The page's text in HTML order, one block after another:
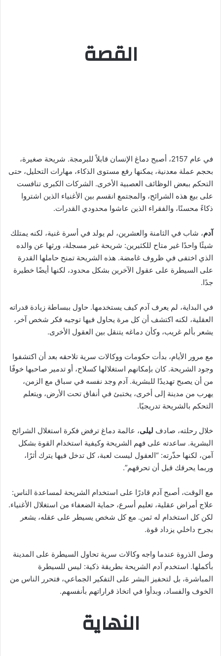
القصة
في عام 2157، أصبح دماغ الإنسان قابلاً للبرمجة. شريحة صغيرة،
بحجم عملة معدنية، يمكنها رفع مستوى الذكاء، مهارات التحليل، حتى
التحكم ببعض الوظائف العصبية الأخرى. الشركات الكبرى تنافست
على بيع هذه الشرائح، والمجتمع انقسم بين الأغنياء الذين اشتروا
ذكاءً محسنًا، والفقراء الذين عاشوا محدودي القدرات.
آدم، شاب في الثامنة والعشرين، لم يولد في أسرة غنية، لكنه يمتلك
شيئًا واحدًا غير متاح للكثيرين: شريحة غير مسجلة، ورثها عن والده
الذي اختفى في ظروف غامضة. هذه الشريحة تمنح حاملها القدرة
على السيطرة على عقول الآخرين بشكل محدود، لكنها أيضًا خطيرة
جدًا.
في البداية، لم يعرف آدم كيف يستخدمها. حاول ببساطة زيادة قدراته
العقلية، لكنه اكتشف أن كل مرة يحاول فيها توجيه فكر شخص آخر،
يشعر بألم غريب، وكأن دماغه يتنقل بين العقول الأخرى.
مع مرور الأيام، بدأت حكومات ووكالات سرية تلاحقه بعد أن اكتشفوا
وجود الشريحة. كان بإمكانهم استغلالها كسلاح، أو تدمير صاحبها خوفًا
من أن يصبح تهديدًا للبشرية. آدم وجد نفسه في سباق مع الزمن،
يهرب من مدينة إلى أخرى، يختبئ في أنفاق تحت الأرض، ويتعلم
التحكم بالشريحة تدريجيًا.
خلال رحلته، صادف ليلى، عالمة دماغ ترفض فكرة استغلال الشرائح
البشرية. ساعدته على فهم الشريحة وكيفية استخدام القوة بشكل
آمن، لكنها حذّرته: “العقول ليست لعبة، كل تدخل فيها يترك أثرًا،
وربما يحرقك قبل أن تحرقهم”.
مع الوقت، أصبح آدم قادرًا على استخدام الشريحة لمساعدة الناس:
علاج أمراض عقلية، تعليم أسرع، حماية الضعفاء من استغلال الأغنياء.
لكن كل استخدام له ثمن. مع كل شخص يسيطر على عقله، يشعر
بجرح داخلي يزداد قوة.
وصل الذروة عندما واجه وكالات سرية تحاول السيطرة على المدينة
بأكملها. استخدم آدم الشريحة بطريقة ذكية: ليس للسيطرة
المباشرة، بل لتحفيز البشر على التفكير الجماعي، فتحرر الناس من
الخوف والفساد، وبدأوا في اتخاذ قراراتهم بأنفسهم.
النهاية